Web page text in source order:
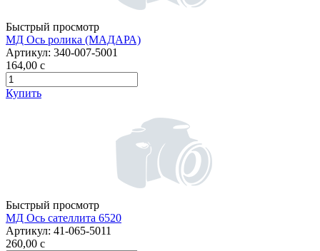
Быстрый просмотр
МД Ось ролика (МАДАРА)
Артикул: 340-007-5001
164,00 c
Купить
Быстрый просмотр
МД Ось сателлита 6520
Артикул: 41-065-5011
260,00 c